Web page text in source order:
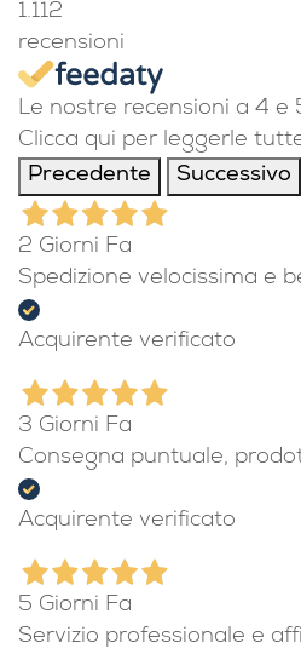
1.112
recensioni
Le nostre recensioni a 4 e
Clicca qui per leggerle
Precedente
Successivo
2 Giorni Fa
Spedizione velocissima e
Acquirente verificato
3 Giorni Fa
Consegna puntuale,
Acquirente verificato
5 Giorni Fa
Servizio professionale e